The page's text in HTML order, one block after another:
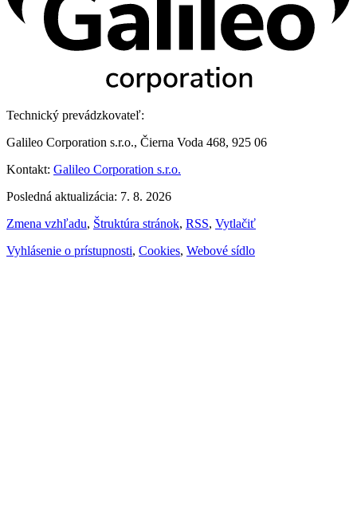
Technický prevádzkovateľ:
Galileo Corporation s.r.o., Čierna Voda 468, 925 06
Kontakt: Galileo Corporation s.r.o.
Posledná aktualizácia: 7. 8. 2026
Zmena vzhľadu, Štruktúra stránok, RSS, Vytlačiť
Vyhlásenie o prístupnosti, Cookies, Webové sídlo